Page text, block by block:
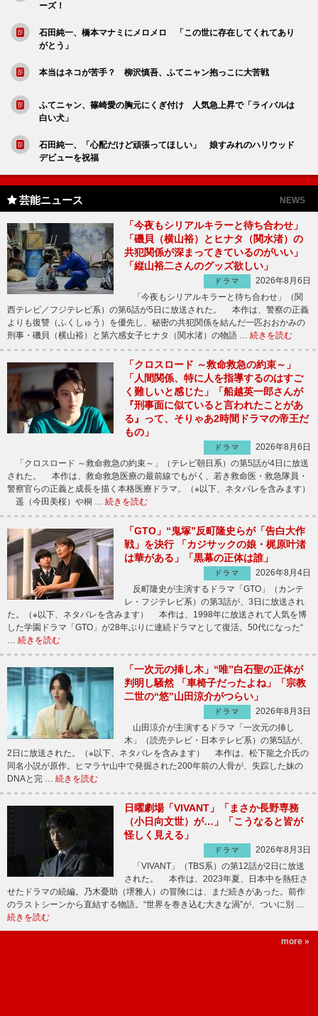
ーズ！
石田純一、橋本マナミにメロメロ 「この世に存在してくれてあり
がとう」
本当はネコが苦手？ 柳沢慎吾、ふてニャン抱っこに大苦戦
ふてニャン、篠崎愛の胸元にくぎ付け 人気急上昇で「ライバルは
白い犬」
石田純一、「心配だけど頑張ってほしい」 娘すみれのハリウッド
デビューを祝福
芸能ニュース NEWS
「今夜もシリアルキラーと待ち合わせ」
「磯貝（横山裕）とヒナタ（関水渚）の
共犯関係が深まってきているのがいい」
「縦山裕二さんのグッズ欲しい」
ドラマ
2026年8月6日
「今夜もシリアルキラーと待ち合わせ」（関
西テレビ／フジテレビ系）の第6話が5日に放送された。 本作は、警察の正義
よりも復讐（ふくしゅう）を優先し、秘密の共犯関係を結んだ一匹おおかみの
刑事・磯貝（横山裕）と第六感女子ヒナタ（関水渚）の物語 … 続きを読む
「クロスロード ～救命救急の約束～」
「人間関係、特に人を指導するのはすご
く難しいと感じた」「船越英一郎さんが
『刑事面に似ていると言われたことがあ
る』って、そりゃあ2時間ドラマの帝王だ
もの」
ドラマ
2026年8月6日
「クロスロード ～救命救急の約束～」（テレビ朝日系）の第5話が4日に放送
された。 本作は、救命救急医療の最前線でもがく、若き救命医・救急隊員・
警察官らの正義と成長を描く本格医療ドラマ。（※以下、ネタバレを含みます）
遥（今田美桜）や桐 … 続きを読む
「GTO」“鬼塚”反町隆史らが「告白大作
戦」を決行 「カジサックの娘・梶原叶渚
は華がある」「黒幕の正体は誰」
ドラマ
2026年8月4日
反町隆史が主演するドラマ「GTO」（カンテ
レ・フジテレビ系）の第3話が、3日に放送され
た。（※以下、ネタバレを含みます） 本作は、1998年に放送されて人気を博
した学園ドラマ「GTO」が28年ぶりに連続ドラマとして復活。50代になった“
… 続きを読む
「一次元の挿し木」“唯”白石聖の正体が
判明し騒然 「車椅子だったよね」「宗教
二世の“悠”山田涼介がつらい」
ドラマ
2026年8月3日
山田涼介が主演するドラマ「一次元の挿し
木」（読売テレビ・日本テレビ系）の第5話が、
2日に放送された。（※以下、ネタバレを含みます） 本作は、松下龍之介氏の
同名小説が原作。ヒマラヤ山中で発掘された200年前の人骨が、失踪した妹の
DNAと完 … 続きを読む
日曜劇場「VIVANT」「まさか長野専務
（小日向文世）が…」「こうなると皆が
怪しく見える」
ドラマ
2026年8月3日
「VIVANT」（TBS系）の第12話が2日に放送
された。 本作は、2023年夏、日本中を熱狂さ
せたドラマの続編。乃木憂助（堺雅人）の冒険には、まだ続きがあった。前作
のラストシーンから直結する物語。“世界を巻き込む大きな渦”が、ついに別 …
続きを読む
more »